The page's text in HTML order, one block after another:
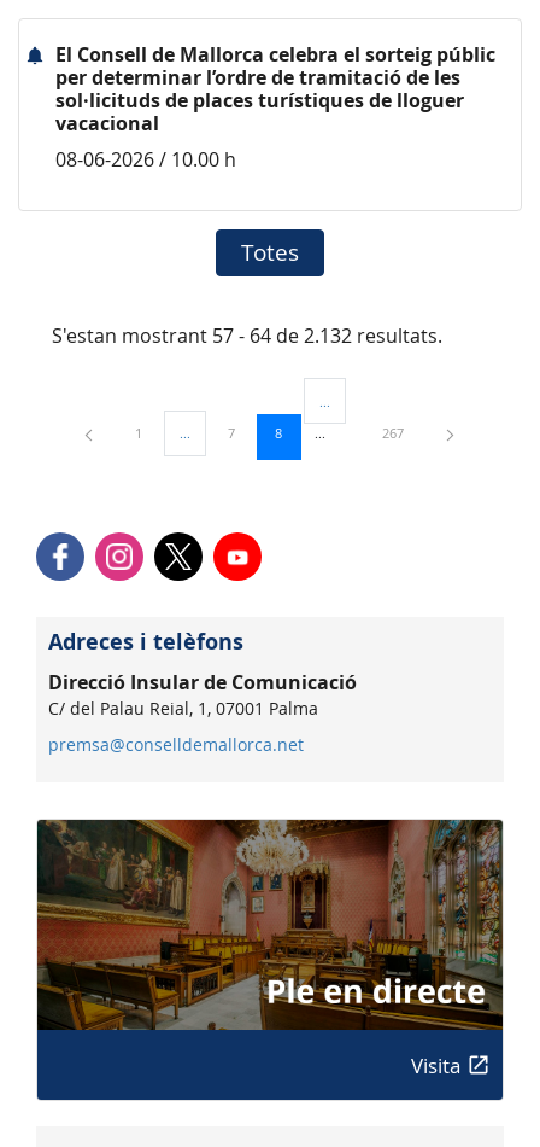
El Consell de Mallorca celebra el sorteig públic
per determinar l’ordre de tramitació de les
sol·licituds de places turístiques de lloguer
vacacional
08-06-2026 / 10.00 h
Totes
S'estan mostrant 57 - 64 de 2.132 resultats.
Pàgina
1 ...Pàgines intermèdies Utilitzeu TAB per navegar.
Pàgina
7 Pàgina
8
Pàgines intermèdies Utilitzeu TAB
Pàgina
267
Adreces i telèfons
Direcció Insular de Comunicació
C/ del Palau Reial, 1, 07001 Palma
premsa@conselldemallorca.net
Visita